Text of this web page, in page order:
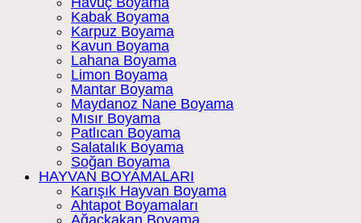
Kabak Boyama
Karpuz Boyama
Kavun Boyama
Lahana Boyama
Limon Boyama
Mantar Boyama
Maydanoz Nane Boyama
Mısır Boyama
Patlıcan Boyama
Salatalık Boyama
Soğan Boyama
HAYVAN BOYAMALARI
Karışık Hayvan Boyama
Ahtapot Boyamaları